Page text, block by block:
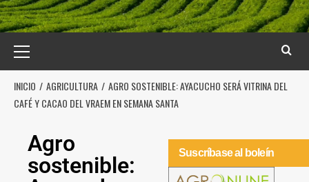
INICIO AGRICULTURA
AGRO SOSTENIBLE: AYACUCHO SERÁ VITRINA DEL
CAFÉ Y CACAO DEL VRAEM EN SEMANA SANTA
Agro
sostenible:
Suscríbase al boleín